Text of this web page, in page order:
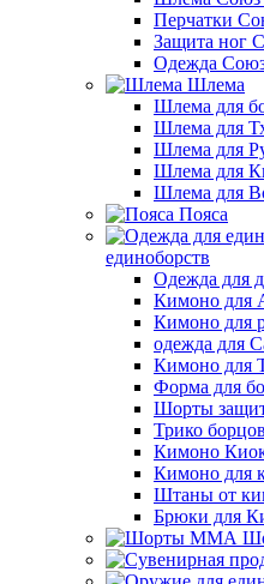
Перчатки
Защита ног
Одежда
Шлема
Шлема для
Шлема для
Шлема для
Шлема для
Шлема для
Пояса
единоборств
Одежда для
Кимоно для
Кимоно для
одежда для
Кимоно для
Форма для
Шорты
Трико
Кимоно
Кимоно для
Штаны от
Брюки для